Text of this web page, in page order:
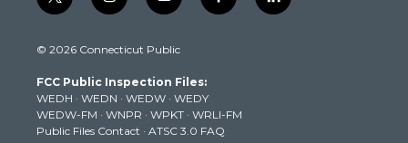
w
t
e
r
n
t
g
r
a
m
o
t
b
e
a
k
i
© 2026 Connecticut Public
FCC Public Inspection Files:
WEDH · WEDN · WEDW · WEDY
WEDW-FM · WNPR · WPKT · WRLI-FM
Public Files Contact · ATSC 3.0 FAQ